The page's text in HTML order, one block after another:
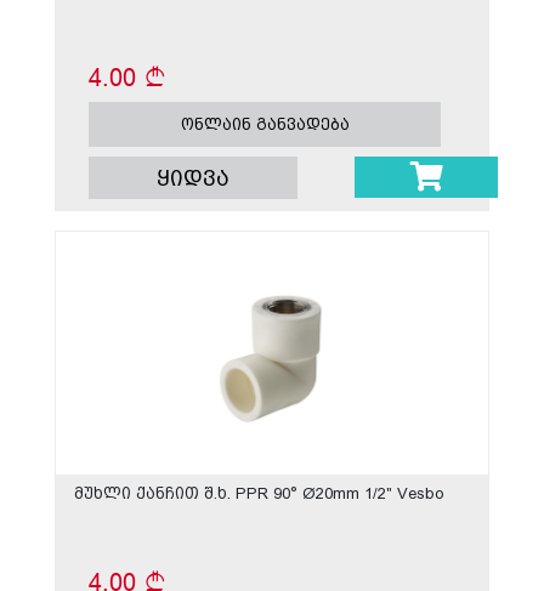
4.00
ონლაინ განვადება
ყიდვა
მუხლი ქანჩით შ.ხ. PPR 90° Ø20mm 1/2" Vesbo
4.00